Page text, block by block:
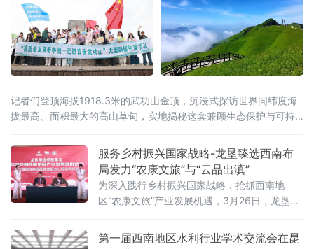
记者们登顶海拔1918.3米的武功山金顶，沉浸式探访世界同纬度海
拔最高、面积最大的高山草甸，实地揭秘这套兼顾生态保护与可持
与自然和谐共生的生态之美。“站在金顶远眺，
服务乡村振兴国家战略-龙垦臻选西南布
局发力“农康文旅”与“云品出滇”
为深入践行乡村振兴国家战略，抢抓西南地
区“农康文旅”产业发展机遇，3月26日，龙垦臻
展战略合作签约仪式暨龙垦臻选集团西南办公
区启用庆典在云南昆明举行。
第一届西南地区水利行业学术交流会在昆